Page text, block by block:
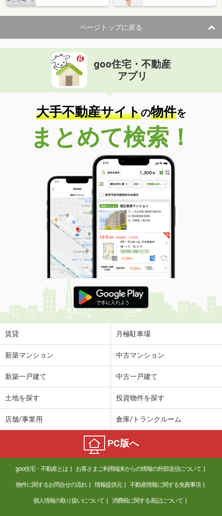
ページトップに戻る
goo住宅・不動産
アプリ
大手不動産サイトの物件を
まとめて検索！
賃貸 月極駐車場
新築マンション 中古マンション
新築一戸建て 中古一戸建て
土地を探す 投資物件を探す
店舗/事業用 倉庫/トランクルーム
PC版へ
goo住宅・不動産とは お客さまご利用端末からの情報の外部送信について
物件に関するお問合せの流れ 情報提供元 不動産情報に関する免責事項
個人情報の取り扱いについて 消費税に関する表記について